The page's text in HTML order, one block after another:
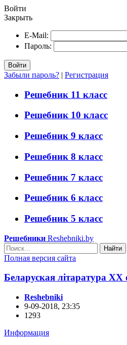
Войти
Закрыть
E-Mail:
Пароль:
Войти
Забыли пароль? | Регистрация
Решебник 11 класс
Решебник 10 класс
Решебник 9 класс
Решебник 8 класс
Решебник 7 класс
Решебник 6 класс
Решебник 5 класс
Решебники Reshebniki.by
Найти
Полная версия сайта
Беларуская літаратура XX
Reshebniki
9-09-2018, 23:35
1293
Информация